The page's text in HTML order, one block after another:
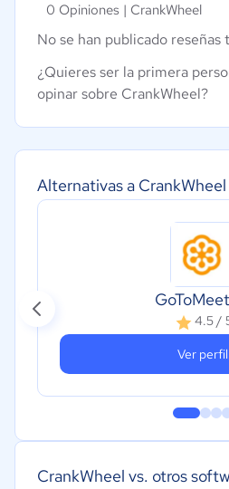
Alternativas a CrankWheel
4.5 /
Ver perfil
CrankWheel vs. otros
0 Opiniones | CrankWheel
No se han publicado reseñas
¿Quieres ser la primera
opinar sobre CrankWheel?